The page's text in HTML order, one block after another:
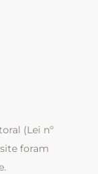
(Lei nº
foram